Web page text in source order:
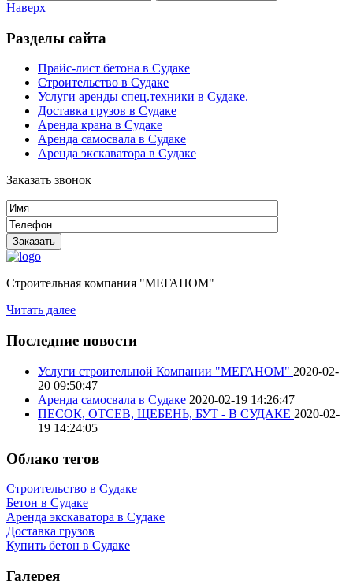
Наверх
Разделы сайта
Прайс-лист бетона в Судаке
Строительство в Судаке
Услуги аренды спец.техники в Судаке.
Доставка грузов в Судаке
Аренда крана в Судаке
Аренда самосвала в Судаке
Аренда экскаватора в Судаке
Заказать звонок
Строительная компания "МЕГАНОМ"
Читать далее
Последние новости
Услуги строительной Компании "МЕГАНОМ" 2020-02-
20 09:50:47
Аренда самосвала в Судаке 2020-02-19 14:26:47
ПЕСОК, ОТСЕВ, ЩЕБЕНЬ, БУТ - В СУДАКЕ 2020-02-
19 14:24:05
Облако тегов
Строительство в Судаке
Бетон в Судаке
Аренда экскаватора в Судаке
Доставка грузов
Купить бетон в Судаке
Галерея